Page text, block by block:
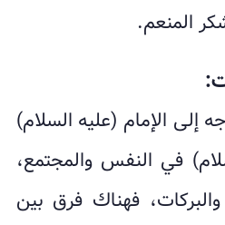
المنعم.
إلى الإمام (عليه السلام)
في النفس والمجتمع،
فهناك فرق بين